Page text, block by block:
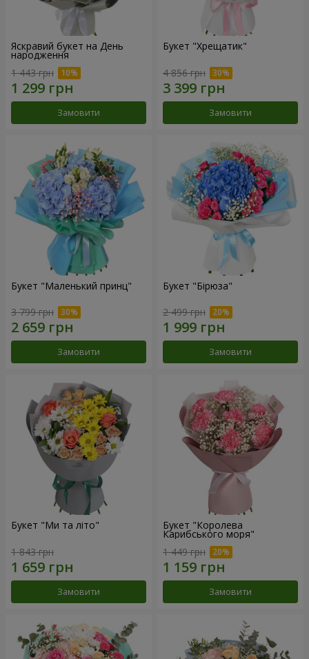
Яскравий букет на День
народження
1 443 грн
Замовити
Букет "Хрещатик"
4 856 грн
Замовити
Букет "Маленький принц"
3 799 грн
Замовити
Букет "Бірюза"
2 499 грн
Замовити
Букет "Ми та літо"
1 843 грн
Замовити
Букет "Королева
Карибського моря"
1 449 грн
Замовити